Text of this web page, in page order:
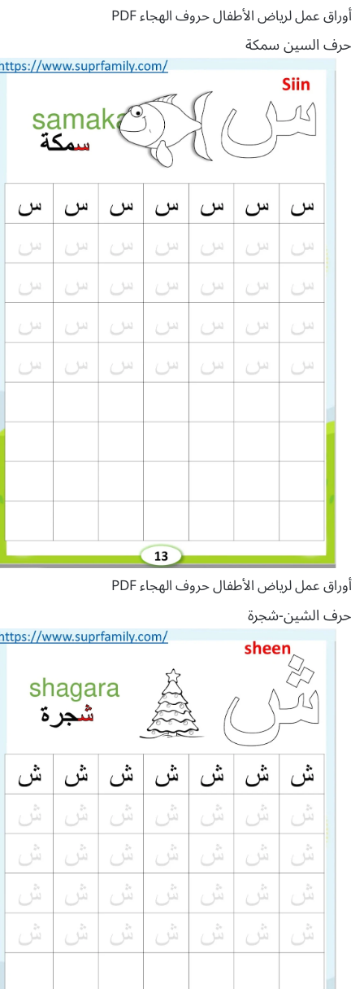
أوراق عمل لرياض الأطفال حروف الهجاء PDF
حرف السين سمكة
أوراق عمل لرياض الأطفال حروف الهجاء PDF
حرف الشين-شجرة